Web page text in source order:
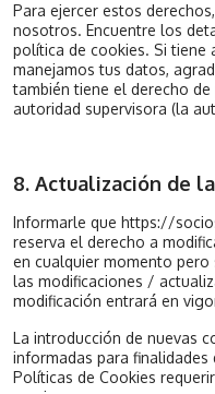
Para ejercer estos
nosotros. Encuentre los
política de cookies. Si tiene
manejamos tus datos,
también tiene el derecho
autoridad supervisora (la
8. Actualización de
Informarle que https://
reserva el derecho a
en cualquier momento
las modificaciones /
modificación entrará en
La introducción de nuevas
informadas para finalidades
Políticas de Cookies